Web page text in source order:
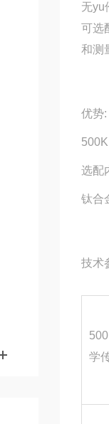
无yu
可选
和测
优势:
选配
钛合
技术
学